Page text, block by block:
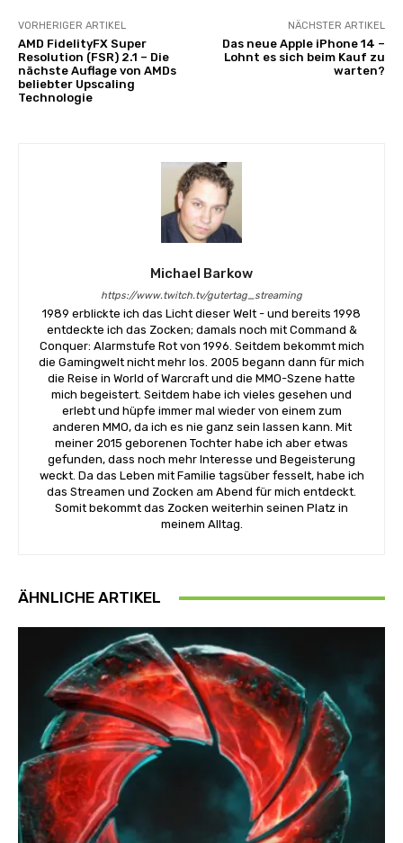
VORHERIGER ARTIKEL
AMD FidelityFX Super
Resolution (FSR) 2.1 – Die
nächste Auflage von AMDs
beliebter Upscaling
Technologie
NÄCHSTER ARTIKEL
Das neue Apple iPhone 14 –
Lohnt es sich beim Kauf zu
warten?
Michael Barkow
https://www.twitch.tv/gutertag_streaming
1989 erblickte ich das Licht dieser Welt - und bereits 1998
entdeckte ich das Zocken; damals noch mit Command &
Conquer: Alarmstufe Rot von 1996. Seitdem bekommt mich
die Gamingwelt nicht mehr los. 2005 begann dann für mich
die Reise in World of Warcraft und die MMO-Szene hatte
mich begeistert. Seitdem habe ich vieles gesehen und
erlebt und hüpfe immer mal wieder von einem zum
anderen MMO, da ich es nie ganz sein lassen kann. Mit
meiner 2015 geborenen Tochter habe ich aber etwas
gefunden, dass noch mehr Interesse und Begeisterung
weckt. Da das Leben mit Familie tagsüber fesselt, habe ich
das Streamen und Zocken am Abend für mich entdeckt.
Somit bekommt das Zocken weiterhin seinen Platz in
meinem Alltag.
ÄHNLICHE ARTIKEL